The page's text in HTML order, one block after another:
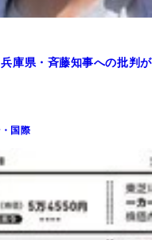
庫県・斉藤知事への批判が
国際